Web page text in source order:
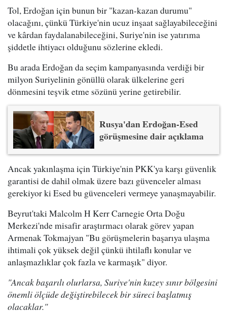
Tol, Erdoğan için bunun bir "kazan-kazan durumu"
olacağını, çünkü Türkiye'nin ucuz inşaat sağlayabileceğini
ve kârdan faydalanabileceğini, Suriye'nin ise yatırıma
şiddetle ihtiyacı olduğunu sözlerine ekledi.
Bu arada Erdoğan da seçim kampanyasında verdiği bir
milyon Suriyelinin gönüllü olarak ülkelerine geri
dönmesini teşvik etme sözünü yerine getirebilir.
Rusya'dan Erdoğan-Esed
görüşmesine dair açıklama
Ancak yakınlaşma için Türkiye'nin PKK'ya karşı güvenlik
garantisi de dahil olmak üzere bazı güvenceler alması
gerekiyor ki Esed bu güvenceleri vermeye yanaşmayabilir.
Beyrut'taki Malcolm H Kerr Carnegie Orta Doğu
Merkezi'nde misafir araştırmacı olarak görev yapan
Armenak Tokmajyan "Bu görüşmelerin başarıya ulaşma
ihtimali çok yüksek değil çünkü ihtilaflı konular ve
anlaşmazlıklar çok fazla ve karmaşık" diyor.
"Ancak başarılı olurlarsa, Suriye'nin kuzey sınır bölgesini
önemli ölçüde değiştirebilecek bir süreci başlatmış
olacaklar."